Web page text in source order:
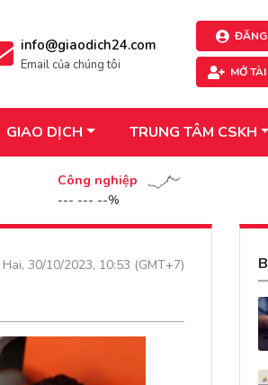
info@giaodich24.com
Email của chúng tôi MỞ
GIAO DỊCH TRUNG TÂM CSKH
Công nghiệp
--- --- --%
30/10/2023, 10:53 (GMT+7)